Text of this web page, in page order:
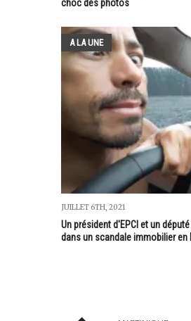
choc des photos
A LA UNE
JUILLET 6TH, 2021
Un président d'EPCI et un
dans un scandale immobilier en